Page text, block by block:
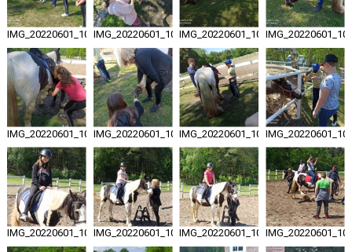
IMG_20220601_100816IMG_20220601_101140IMG_20220601_101303
IMG_20220601_102354IMG_20220601_102422IMG_20220601_102433
IMG_20220601_102802IMG_20220601_103106IMG_20220601_103436